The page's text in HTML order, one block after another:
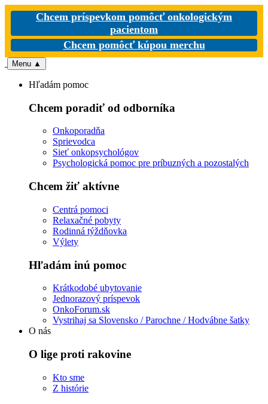
Chcem príspevkom pomôcť onkologickým
pacientom
Chcem pomôcť kúpou merchu
Menu ▲
Hľadám pomoc
Chcem poradiť od odborníka
Onkoporadňa
Sprievodca
Sieť onkopsychológov
Psychologická pomoc pre príbuzných a pozostalých
Chcem žiť aktívne
Centrá pomoci
Relaxačné pobyty
Rodinná týždňovka
Výlety
Hľadám inú pomoc
Krátkodobé ubytovanie
Jednorazový príspevok
OnkoForum.sk
Vystrihaj sa Slovensko / Parochne / Hodvábne šatky
O nás
O lige proti rakovine
Kto sme
Z histórie